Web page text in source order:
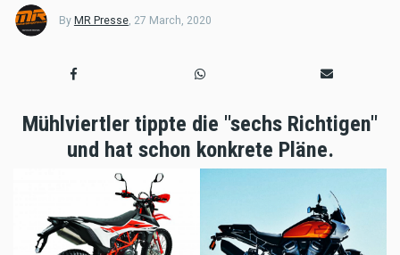
By MR Presse, 27 March, 2020
Mühlviertler tippte die "sechs Richtigen"
und hat schon konkrete Pläne.